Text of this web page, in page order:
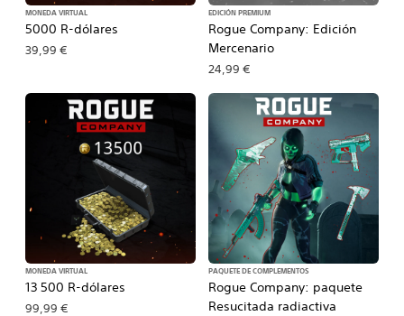
5000 R-dólares
MONEDA VIRTUAL
39,99 €
Rogue Company: Edición
Mercenario
EDICIÓN PREMIUM
24,99 €
13 500 R-dólares
MONEDA VIRTUAL
99,99 €
Rogue Company: paquete
Resucitada radiactiva
PAQUETE DE COMPLEMENTOS